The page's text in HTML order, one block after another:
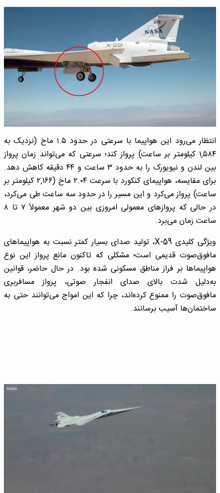
انتظار می‌رود این هواپیما با سرعتی در حدود ۱.۵ ماخ (نزدیک به
۱,۵۸۴ کیلومتر بر ساعت) پرواز کند؛ سرعتی که می‌تواند زمان پرواز
بین لندن و نیویورک را به حدود ۳ ساعت و ۴۴ دقیقه کاهش دهد.
برای مقایسه، هواپیمای کنکورد با سرعت ۲.۰۴ ماخ (۲,۱۶۶ کیلومتر بر
ساعت) پرواز می‌کرد و این مسیر را در حدود سه ساعت طی می‌کرد،
در حالی که پروازهای معمولی امروزی بین دو شهر معمولاً ۷ تا ۸
ساعت زمان می‌برد.
ویژگی کلیدی X-59، تولید صدای بسیار کمتر نسبت به هواپیماهای
مافوق‌صوت قدیمی است؛ مشکلی که تاکنون مانع پرواز این نوع
هواپیماها بر فراز مناطق مسکونی شده بود. در حال حاضر، قوانین
به‌دلیل شدت بالای صدای انفجار صوتی، پرواز مسافربری
مافوق‌صوت را ممنوع کرده‌اند، چرا که این امواج می‌توانند حتی به
ساختمان‌ها آسیب برسانند.